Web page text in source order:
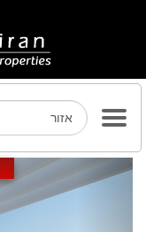
Next